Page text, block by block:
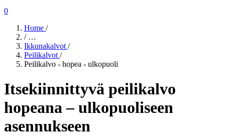
0
Home /
/ …
Ikkunakalvot /
Peilikalvot /
Peilikalvo - hopea - ulkopuoli
Itsekiinnittyvä peilikalvo
hopeana – ulkopuoliseen
asennukseen